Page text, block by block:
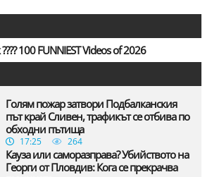
100 FUNNIEST Videos of 2026
Голям пожар затвори Подбалканския
път край Сливен, трафикът се отбива по
обходни пътища
17:25 264
Кауза или саморазправа? Убийството на
Георги от Пловдив: Кога се прекрачва